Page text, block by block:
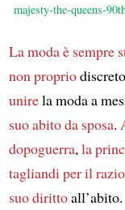
majesty-the-queens-
La modaè sempre
non proprio
unirela moda a
suo abito da sposa.
dopoguerra,la
tagliandi per il
suo dirittoall’abito.